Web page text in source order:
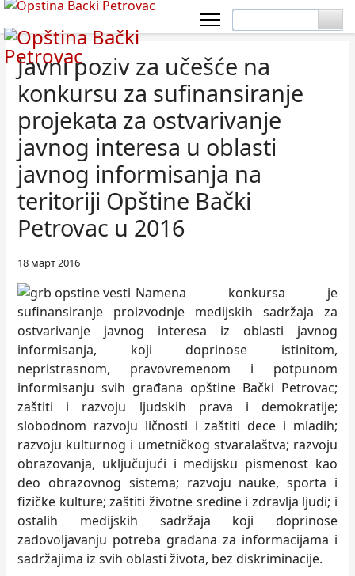
Javni poziv za učešće na
konkursu za sufinansiranje
projekata za ostvarivanje
javnog interesa u oblasti
javnog informisanja na
teritoriji Opštine Bački
Petrovac u 2016
18 март 2016
Namena konkursa je
sufinansiranje proizvodnje medijskih sadržaja za
ostvarivanje javnog interesa iz oblasti javnog
informisanja, koji doprinose istinitom,
nepristrasnom, pravovremenom i potpunom
informisanju svih građana opštine Bački Petrovac;
zaštiti i razvoju lјudskih prava i demokratije;
slobodnom razvoju ličnosti i zaštiti dece i mladih;
razvoju kulturnog i umetničkog stvaralaštva; razvoju
obrazovanja, uklјučujući i medijsku pismenost kao
deo obrazovnog sistema; razvoju nauke, sporta i
fizičke kulture; zaštiti životne sredine i zdravlјa lјudi; i
ostalih medijskih sadržaja koji doprinose
zadovolјavanju potreba građana za informacijama i
sadržajima iz svih oblasti života, bez diskriminacije.